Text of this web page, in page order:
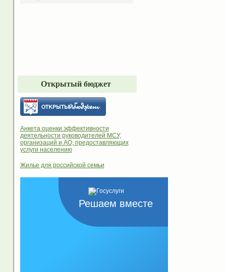
Открытый бюджет
Анкета оценки эффективности
деятельности руководителей МСУ,
организаций и АО, предоставляющих
услуги населению
Жилье для российской семьи
Решаем вместе